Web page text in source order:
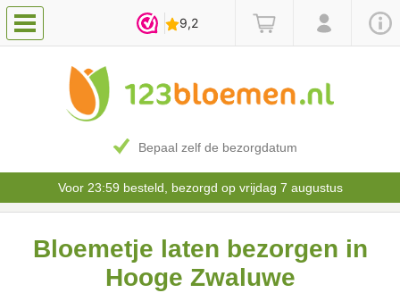
Bepaal zelf de bezorgdatum
Voor 23:59 besteld, bezorgd op vrijdag 7 augustus
Bloemetje laten bezorgen in
Hooge Zwaluwe